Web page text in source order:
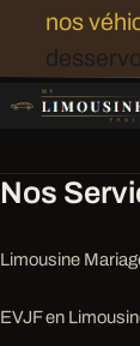
nos
Nos
Limousine
EVJF en